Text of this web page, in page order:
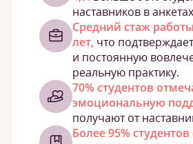
наставников в анкетах
Средний стаж
лет, что
и постоянную
реальную практику.
70% студентов
эмоциональную
получают от
Более 95%